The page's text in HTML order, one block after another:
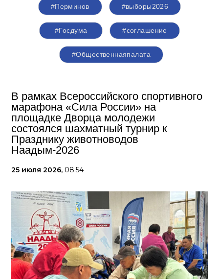
#Перминов #выборы2026
#Госдума #соглашение
#Общественнаяпалата
В рамках Всероссийского спортивного
марафона «Сила России» на
площадке Дворца молодежи
состоялся шахматный турнир к
Празднику животноводов
Наадым-2026
25 июля 2026, 08:54